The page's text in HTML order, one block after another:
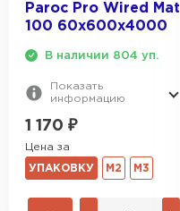
Paroc Pro Wired Mat
100 60х600х4000
В наличии 804 уп.
Показать
информацию
1 170 ₽
Цена за
УПАКОВКУ М2 М3